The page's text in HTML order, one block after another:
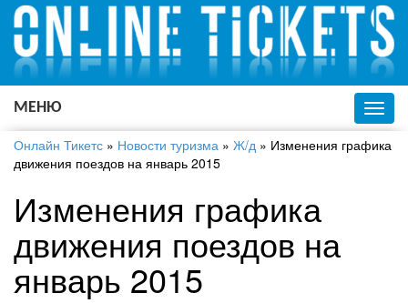
Английский
Русский
Украинский
МЕНЮ
Онлайн Тикетс » Новости туризма » Ж/д » Изменения графика
движения поездов на январь 2015
Изменения графика
движения поездов на
январь 2015